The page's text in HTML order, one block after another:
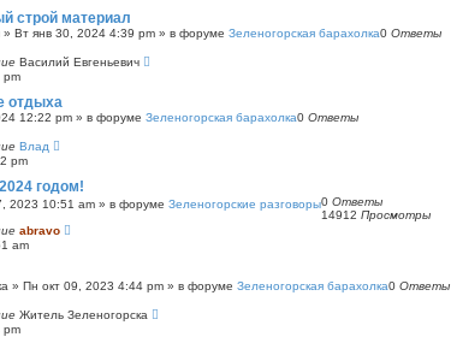
строй материал
» Вт янв 30, 2024 4:39 pm » в форуме Зеленогорская барахолка0 Ответы
Василий Евгеньевич
pm
отдыха
12:22 pm » в форуме Зеленогорская барахолка0 Ответы
Влад
pm
годом!
2023 10:51 am » в форуме Зеленогорские разговоры0 Ответы
14912 Просмотры
abravo
am
» Пн окт 09, 2023 4:44 pm » в форуме Зеленогорская барахолка0 Ответы
Житель Зеленогорска
pm